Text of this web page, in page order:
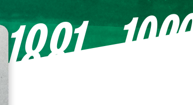
1881—1926